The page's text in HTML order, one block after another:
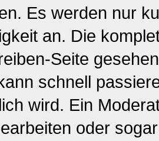
Es werden nur
an. Die
Seite
schnell
wird. Ein
oder